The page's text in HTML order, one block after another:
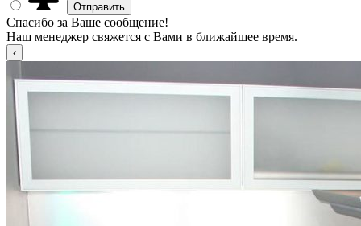
Спасибо за Ваше сообщение!
Наш менеджер свяжется с Вами в ближайшее время.